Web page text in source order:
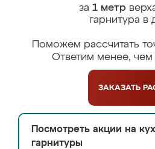
за 1 метр
гарнитура в
Поможем рассчитать
Ответим менее, чем
ЗАКАЗАТЬ
Посмотреть акции на
гарнитуры